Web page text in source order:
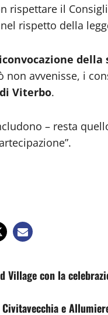
rispettare il
rispetto della
della
non avvenisse, i
Viterbo.
– resta
Village con la
e